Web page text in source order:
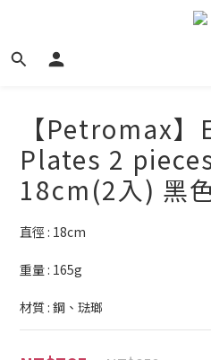
【Petromax
Plates 2
18cm(2入) 黑
直徑 : 18cm
重量 : 165g
材質 : 鋼、琺瑯